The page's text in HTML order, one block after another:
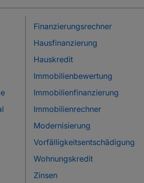
Finanzierungsrechner
Hausfinanzierung
Hauskredit
Immobilienbewertung
Immobilienfinanzierung
Immobilienrechner
Modernisierung
Vorfälligkeitsentschädigung
Wohnungskredit
Zinsen